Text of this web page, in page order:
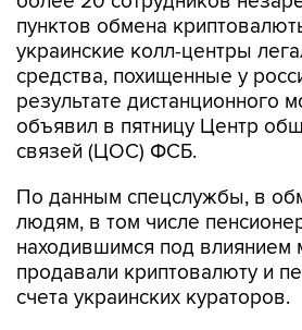
пунктов обмена
украинские колл-центры
средства, похищенные у
результате дистанционного
объявил в пятницу Центр
связей (ЦОС) ФСБ.
По данным спецслужбы, в
людям, в том числе
находившимся под влиянием
продавали криптовалюту и
счета украинских кураторов.